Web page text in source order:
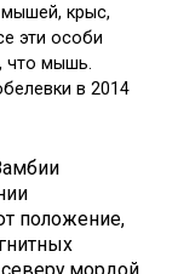
крыс,
эти особи
что мышь.
в 2014
положение,